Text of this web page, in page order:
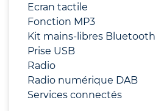
Ecran tactile
Fonction MP3
Kit mains-libres Bluetooth
Prise USB
Radio
Radio numérique DAB
Services connectés